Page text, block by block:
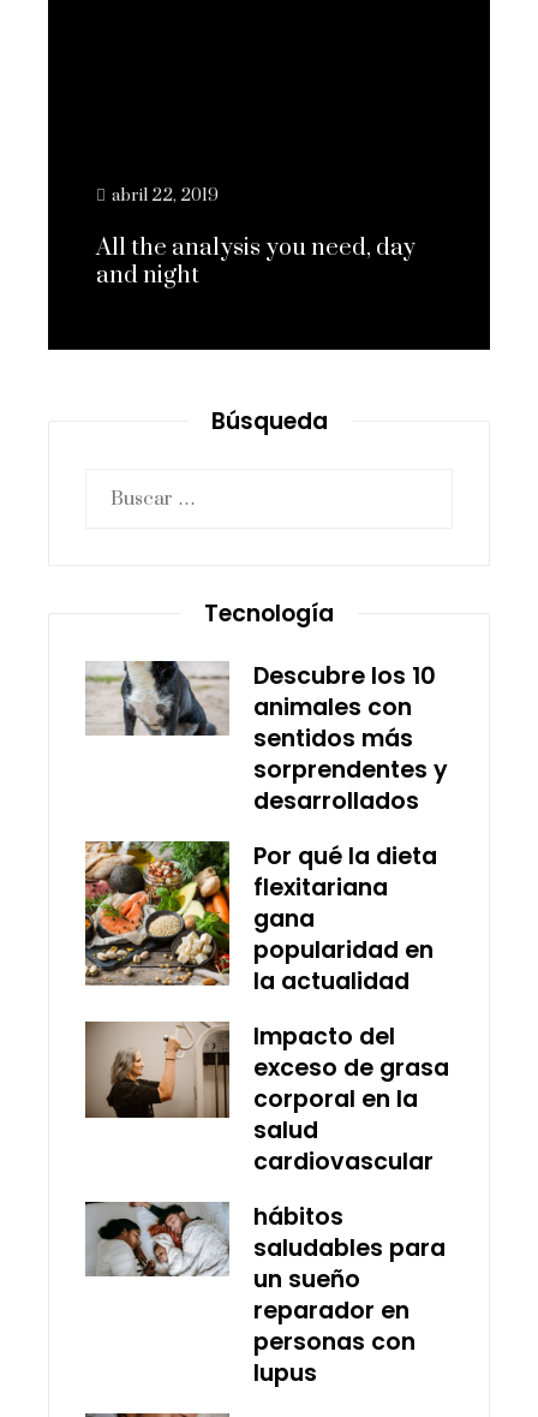
abril 22, 2019
All the analysis you need, day
and night
Búsqueda
Tecnología
Descubre los 10
animales con
sentidos más
sorprendentes y
desarrollados
Por qué la dieta
flexitariana
gana
popularidad en
la actualidad
Impacto del
exceso de grasa
corporal en la
salud
cardiovascular
hábitos
saludables para
un sueño
reparador en
personas con
lupus